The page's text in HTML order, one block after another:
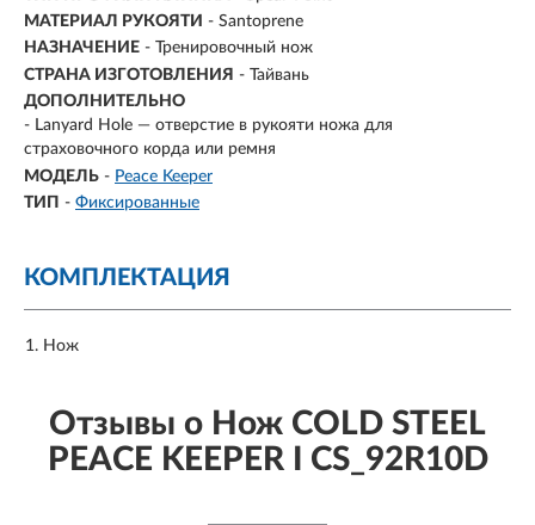
МАТЕРИАЛ РУКОЯТИ - Santoprene
НАЗНАЧЕНИЕ - Тренировочный нож
СТРАНА ИЗГОТОВЛЕНИЯ - Тайвань
ДОПОЛНИТЕЛЬНО
- Lanyard Hole — отверстие в рукояти ножа для
страховочного корда или ремня
МОДЕЛЬ - Peace Keeper
ТИП - Фиксированные
КОМПЛЕКТАЦИЯ
Нож
Отзывы о Нож COLD STEEL
PEACE KEEPER I CS_92R10D